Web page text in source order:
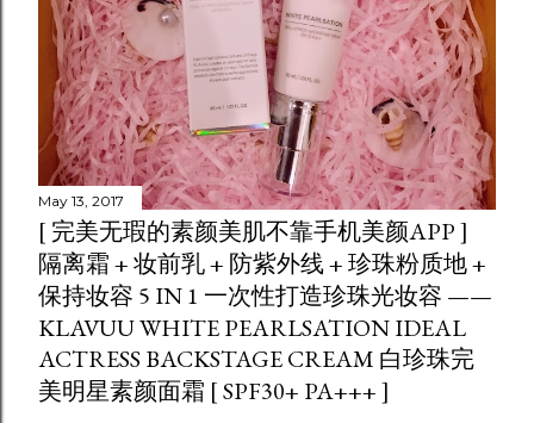
May 13, 2017
[ 完美无瑕的素颜美肌不靠手机美颜APP ]
隔离霜 + 妆前乳 + 防紫外线 + 珍珠粉质地 +
保持妆容 5 IN 1 一次性打造珍珠光妆容 ——
KLAVUU WHITE PEARLSATION IDEAL
ACTRESS BACKSTAGE CREAM 白珍珠完
美明星素颜面霜 [ SPF30+ PA+++ ]